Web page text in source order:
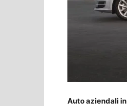
Auto aziendali